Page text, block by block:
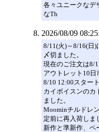
各々ユニークなデ
なTh
2026/08/09
8/11(火)～8/16(日
〆切ました。
現在のご注文は8/
アウトレット10日
8/10 12:00スタート
カイボイスンのカ
ました。
Moominチルドレ
定前に再入荷しま
新作と準新作、ペ